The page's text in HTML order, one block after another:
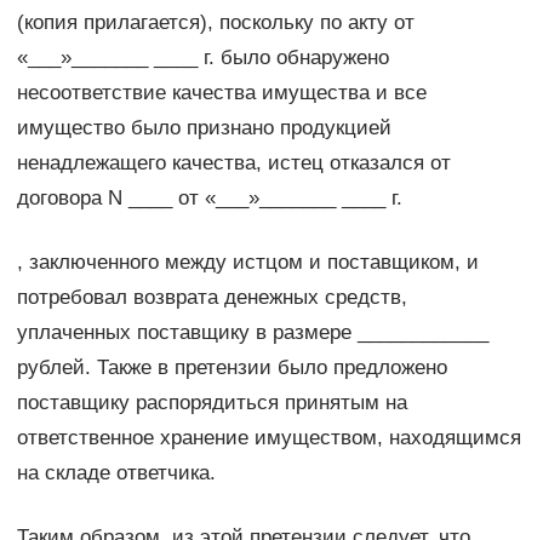
(копия прилагается), поскольку по акту от
«___»_______ ____ г. было обнаружено
несоответствие качества имущества и все
имущество было признано продукцией
ненадлежащего качества, истец отказался от
договора N ____ от «___»_______ ____ г.
, заключенного между истцом и поставщиком, и
потребовал возврата денежных средств,
уплаченных поставщику в размере ____________
рублей. Также в претензии было предложено
поставщику распорядиться принятым на
ответственное хранение имуществом, находящимся
на складе ответчика.